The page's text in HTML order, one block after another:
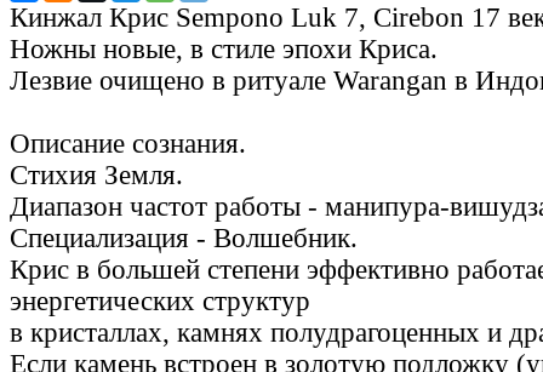
Кинжал Крис Sempono Luk 7, Cirebon 17
Ножны новые, в стиле эпохи Криса.
Лезвие очищено в ритуале Warangan в
Описание сознания.
Стихия Земля.
Диапазон частот работы - манипура-
Специализация - Волшебник.
Крис в большей степени эффективно
энергетических структур
в кристаллах, камнях полудрагоценных и
Если камень встроен в золотую подложку